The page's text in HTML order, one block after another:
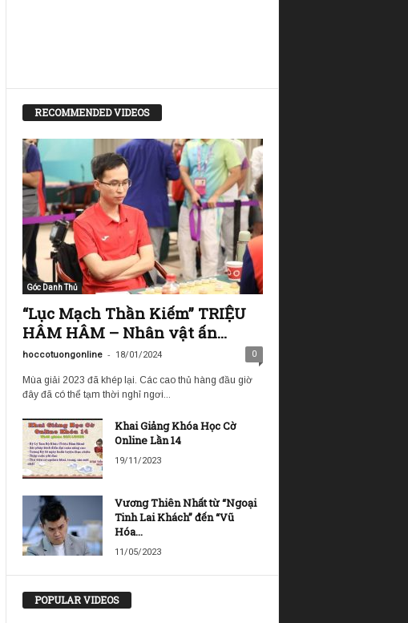
RECOMMENDED VIDEOS
Góc Danh Thủ
“Lục Mạch Thần Kiếm” TRIỆU
HÂM HÂM – Nhân vật ấn...
hoccotuongonline - 18/01/2024 0
Mùa giải 2023 đã khép lại. Các cao thủ hàng đầu giờ
đây đã có thể tạm thời nghỉ ngơi...
Khai Giảng Khóa Học Cờ
Online Lần 14
19/11/2023
Vương Thiên Nhất từ “Ngoại
Tinh Lai Khách” đến “Vũ
Hóa...
11/05/2023
POPULAR VIDEOS